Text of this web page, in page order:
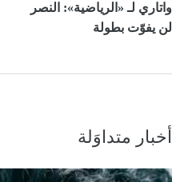
واتاري لـ «الرياضية»: النصر
لن يفوّت بطولة
أخبار متداوَلة